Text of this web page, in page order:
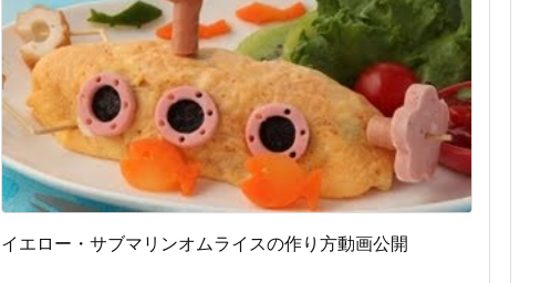
イエロー・サブマリンオムライスの作り方動画公開